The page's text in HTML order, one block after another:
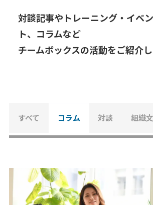
Voice
取り組み
Initiative
お知らせ
News
資料請求
対談記事やトレーニング・イベ
ト、コラムなど
チームボックスの活動をご紹介し
すべて コラム 対談 組織